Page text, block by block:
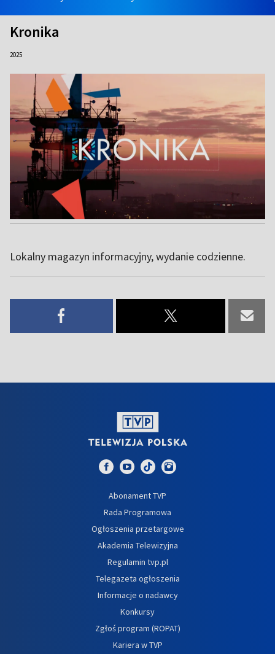
Kronika
2025
Lokalny magazyn informacyjny, wydanie codzienne.
Abonament TVP
Rada Programowa
Ogłoszenia przetargowe
Akademia Telewizyjna
Regulamin tvp.pl
Telegazeta ogłoszenia
Informacje o nadawcy
Konkursy
Zgłoś program (ROPAT)
Kariera w TVP